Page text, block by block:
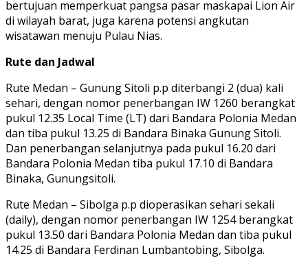
bertujuan memperkuat pangsa pasar maskapai Lion Air
di wilayah barat, juga karena potensi angkutan
wisatawan menuju Pulau Nias.
Rute dan Jadwal
Rute Medan – Gunung Sitoli p.p diterbangi 2 (dua) kali
sehari, dengan nomor penerbangan IW 1260 berangkat
pukul 12.35 Local Time (LT) dari Bandara Polonia Medan
dan tiba pukul 13.25 di Bandara Binaka Gunung Sitoli.
Dan penerbangan selanjutnya pada pukul 16.20 dari
Bandara Polonia Medan tiba pukul 17.10 di Bandara
Binaka, Gunungsitoli.
Rute Medan – Sibolga p.p dioperasikan sehari sekali
(daily), dengan nomor penerbangan IW 1254 berangkat
pukul 13.50 dari Bandara Polonia Medan dan tiba pukul
14.25 di Bandara Ferdinan Lumbantobing, Sibolga.